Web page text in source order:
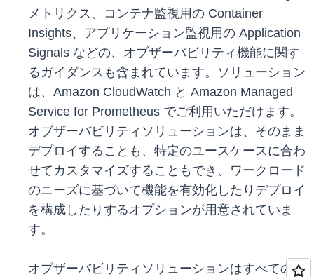
メトリクス、コンテナ監視用の Container
Insights、アプリケーション監視用の Application
Signals などの、オブザーバビリティ機能に関す
るガイダンスも含まれています。ソリューション
は、Amazon CloudWatch と Amazon Managed
Service for Prometheus でご利用いただけます。
オブザーバビリティソリューションは、そのまま
デプロイすることも、特定のユースケースに合わ
せてカスタマイズすることもでき、ワークロード
のニーズに基づいて機能を有効化したりデプロイ
を構成したりするオプションが用意されていま
す。
オブザーバビリティソリューションはすべての商